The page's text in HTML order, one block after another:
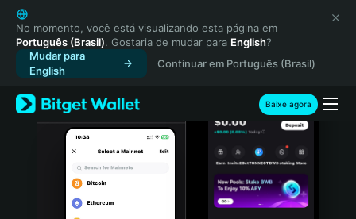
English
日本語
Tiếng Việt
Русский
Español (Latinoamérica)
Türkçe
Italiano
No momento, você está visualizando esta página em
Português (Brasil). Gostaria de mudar para English?
Mudar para
English
Continuar em Português (Brasil)
Baixe agora